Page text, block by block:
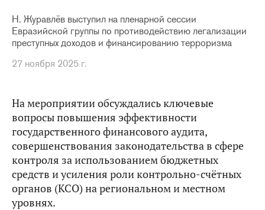
Н. Журавлёв выступил на пленарной сессии
Евразийской группы по противодействию легализации
преступных доходов и финансированию терроризма
27 ноября 2025 г.
На мероприятии обсуждались ключевые
вопросы повышения эффективности
государственного финансового аудита,
совершенствования законодательства в сфере
контроля за использованием бюджетных
средств и усиления роли контрольно-счётных
органов (КСО) на региональном и местном
уровнях.